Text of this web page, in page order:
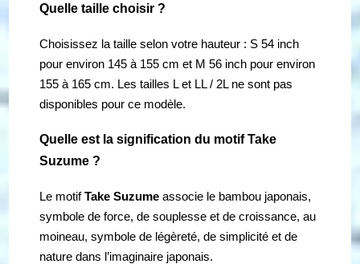
Quelle taille choisir ?
Choisissez la taille selon votre hauteur : S 54 inch
pour environ 145 à 155 cm et M 56 inch pour environ
155 à 165 cm. Les tailles L et LL / 2L ne sont pas
disponibles pour ce modèle.
Quelle est la signification du motif Take
Suzume ?
Le motifTake Suzume associe le bambou japonais,
symbole de force, de souplesse et de croissance, au
moineau, symbole de légèreté, de simplicité et de
nature dans l’imaginaire japonais.